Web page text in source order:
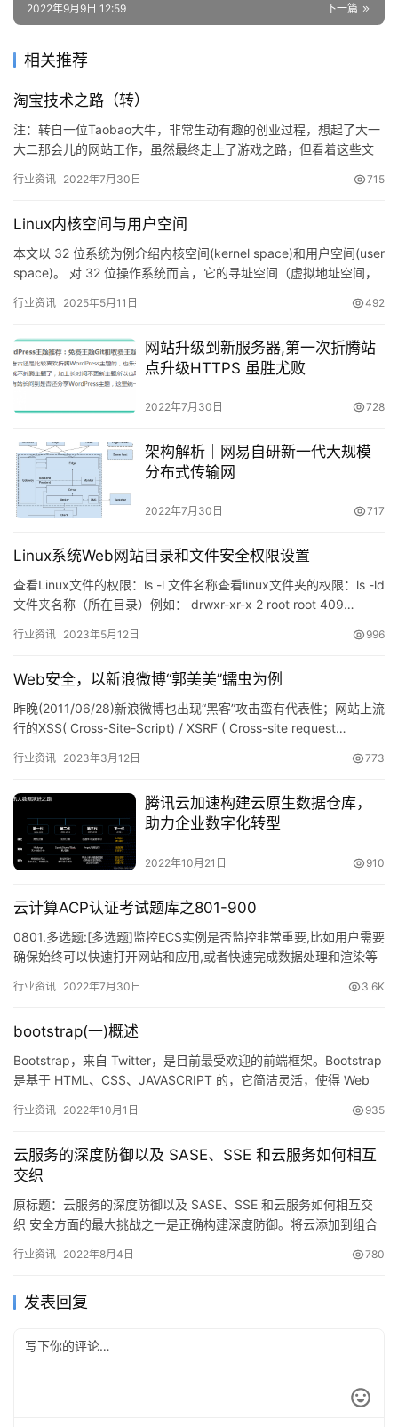
速
动
态
下一篇
2022年9月9日 12:59
相关推荐
淘宝技术之路（转）
注：转自一位Taobao大牛，非常生动有趣的创业过程，想起了大一
大二那会儿的网站工作，虽然最终走上了游戏之路，但看着这些文
行业资讯 2022年7月30日 715
Linux内核空间与用户空间
本文以 32 位系统为例介绍内核空间(kernel space)和用户空间(user
space)。 对 32 位操作系统而言，它的寻址空间（虚拟地址空间，
行业资讯 2025年5月11日 492
网站升级到新服务器,第一次折腾站
点升级HTTPS 虽胜尤败
2022年7月30日 728
架构解析｜网易自研新一代大规模
分布式传输网
2022年7月30日 717
Linux系统Web网站目录和文件安全权限设置
查看Linux文件的权限：ls -l 文件名称查看linux文件夹的权限：ls -ld
文件夹名称（所在目录）例如： drwxr-xr-x 2 root root 409…
行业资讯 2023年5月12日 996
Web安全，以新浪微博“郭美美”蠕虫为例
昨晚(2011/06/28)新浪微博也出现“黑客”攻击蛮有代表性；网站上流
行的XSS( Cross-Site-Script) / XSRF ( Cross-site request…
行业资讯 2023年3月12日 773
腾讯云加速构建云原生数据仓库，
助力企业数字化转型
2022年10月21日 910
云计算ACP认证考试题库之801-900
0801.多选题:[多选题]监控ECS实例是否监控非常重要,比如用户需要
确保始终可以快速打开网站和应用,或者快速完成数据处理和渲染等
行业资讯 2022年7月30日 3.6K
bootstrap(一)概述
Bootstrap，来自 Twitter，是目前最受欢迎的前端框架。Bootstrap
是基于 HTML、CSS、JAVASCRIPT 的，它简洁灵活，使得 Web
行业资讯 2022年10月1日 935
云服务的深度防御以及 SASE、SSE 和云服务如何相互
交织
原标题：云服务的深度防御以及 SASE、SSE 和云服务如何相互交
织 安全方面的最大挑战之一是正确构建深度防御。将云添加到组合
行业资讯 2022年8月4日 780
发表回复